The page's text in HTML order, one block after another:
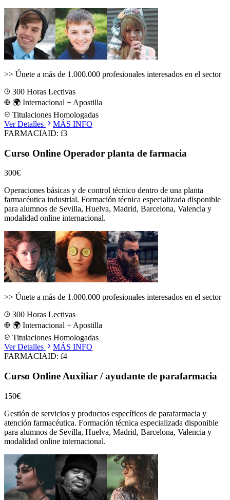
>> Únete a más de 1.000.000 profesionales interesados en el sector
300 Horas Lectivas
🌍 Internacional + Apostilla
Titulaciones Homologadas
Ver Detalles
MÁS INFO
FARMACIAID: f3
Curso Online Operador planta de farmacia
300€
Operaciones básicas y de control técnico dentro de una planta
farmacéutica industrial. Formación técnica especializada disponible
para alumnos de Sevilla, Huelva, Madrid, Barcelona, Valencia y
modalidad online internacional.
>> Únete a más de 1.000.000 profesionales interesados en el sector
300 Horas Lectivas
🌍 Internacional + Apostilla
Titulaciones Homologadas
Ver Detalles
MÁS INFO
FARMACIAID: f4
Curso Online Auxiliar / ayudante de parafarmacia
150€
Gestión de servicios y productos específicos de parafarmacia y
atención farmacéutica. Formación técnica especializada disponible
para alumnos de Sevilla, Huelva, Madrid, Barcelona, Valencia y
modalidad online internacional.